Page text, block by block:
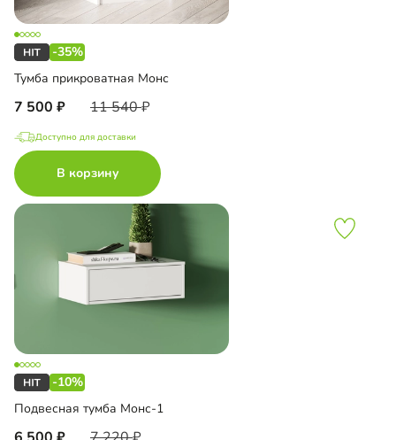
-35%
Тумба прикроватная Монс
7 500 11 540
Доступно для доставки
В корзину
-10%
Подвесная тумба Монс-1